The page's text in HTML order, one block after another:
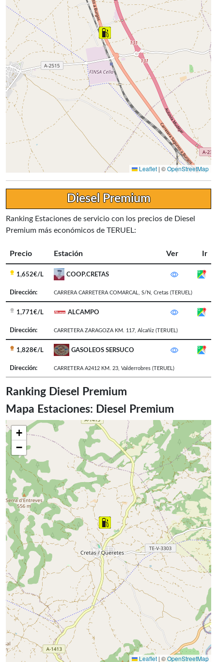
Leaflet | ©OpenStreetMap
Diesel Premium
Ranking Estaciones de servicio con los precios de Diesel
Premium más económicos de TERUEL:
Precio Estación Ver Ir
1,652€/L COOP.CRETAS
Dirección: CARRERA CARRETERA COMARCAL, S/N Cretas (TERUEL)
1,771€/L ALCAMPO
Dirección: CARRETERA ZARAGOZA KM. 117 Alcañiz (TERUEL)
1,828€/L GASOLEOS SERSUCO
Dirección: CARRETERA A2412 KM. 23 Valderrobres (TERUEL)
Ranking Diesel Premium
Mapa Estaciones: Diesel Premium
+
−
Leaflet | ©OpenStreetMap